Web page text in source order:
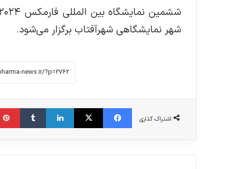
شهر نمایشگاهی شهرآفتاب برگزار می‌شود.
اشتراک گذاری
فیس بوک X لینکدین ‫تامبلر